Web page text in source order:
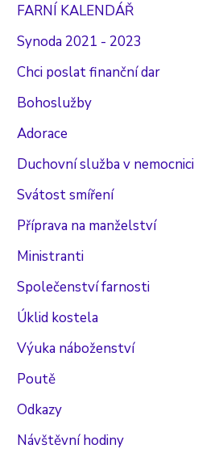
FARNÍ KALENDÁŘ
Synoda 2021 - 2023
Chci poslat finanční dar
Bohoslužby
Adorace
Duchovní služba v nemocnici
Svátost smíření
Příprava na manželství
Ministranti
Společenství farnosti
Úklid kostela
Výuka náboženství
Poutě
Odkazy
Návštěvní hodiny